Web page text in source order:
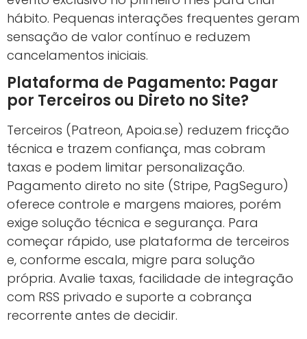
hábito. Pequenas interações frequentes geram
sensação de valor contínuo e reduzem
cancelamentos iniciais.
Plataforma de Pagamento: Pagar
por Terceiros ou Direto no Site?
Terceiros (Patreon, Apoia.se) reduzem fricção
técnica e trazem confiança, mas cobram
taxas e podem limitar personalização.
Pagamento direto no site (Stripe, PagSeguro)
oferece controle e margens maiores, porém
exige solução técnica e segurança. Para
começar rápido, use plataforma de terceiros
e, conforme escala, migre para solução
própria. Avalie taxas, facilidade de integração
com RSS privado e suporte a cobrança
recorrente antes de decidir.